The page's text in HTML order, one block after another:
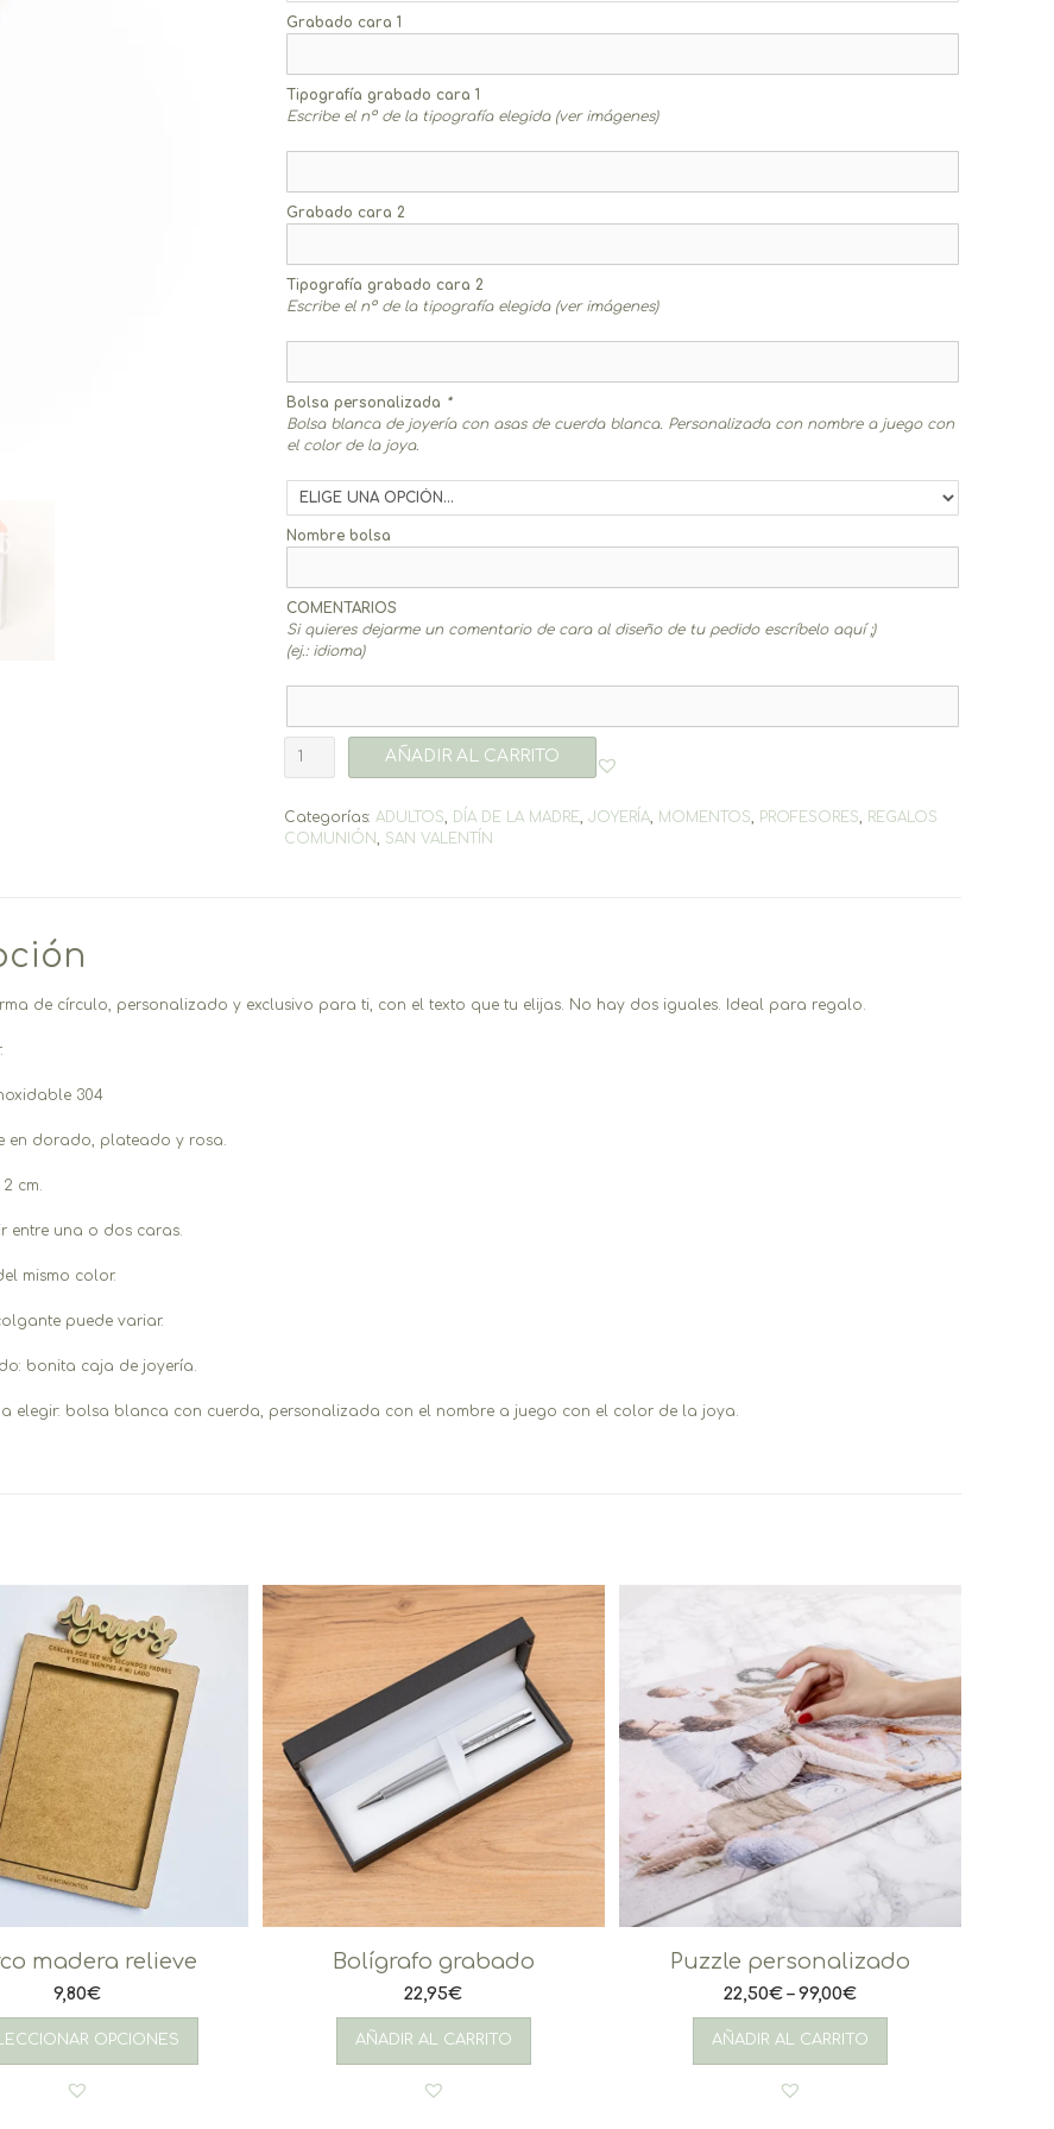
Grabado cara 1
Tipografía grabado cara 1
Escribe el nº de la tipografía elegida (ver imágenes)
Grabado cara 2
Tipografía grabado cara 2
Escribe el nº de la tipografía elegida (ver imágenes)
Bolsa personalizada *
Bolsa blanca de joyería con asas de cuerda blanca. Personalizada con nombre a juego con
el color de la joya.
Nombre bolsa
COMENTARIOS
Si quieres dejarme un comentario de cara al diseño de tu pedido escríbelo aquí ;)
(ej.: idioma)
cruz
cantidad
AÑADIR AL CARRITO
Categorías: ADULTOS DÍA DE LA MADRE JOYERÍA, MOMENTOS PROFESORES
REGALOS
COMUNIÓN
SAN VALENTÍN
de círculo, personalizado y exclusivo para ti, con el texto que tu elijas. No hay dos iguales. Ideal para regalo.
304
en dorado, plateado y rosa.
cm.
entre una o dos caras.
mismo color.
puede variar.
bonita caja de joyería.
a elegir: bolsa blanca con cuerda, personalizada con el nombre a juego con el color de la joya.
madera relieve
9,80€
OPCIONES
Bolígrafo grabado
22,95€
AÑADIR AL CARRITO
Puzzle personalizado
22,50€–99,00€
AÑADIR AL CARRITO
Este